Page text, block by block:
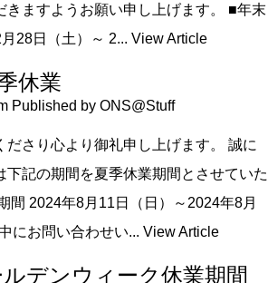
きますようお願い申し上げます。 ■年末
28日（土）～ 2... View Article
休業
Published by ONS@Stuff
ださり心より御礼申し上げます。 誠に
下記の期間を夏季休業期間とさせていた
間 2024年8月11日（日）～2024年8月
にお問い合わせい... View Article
デンウィーク休業期間